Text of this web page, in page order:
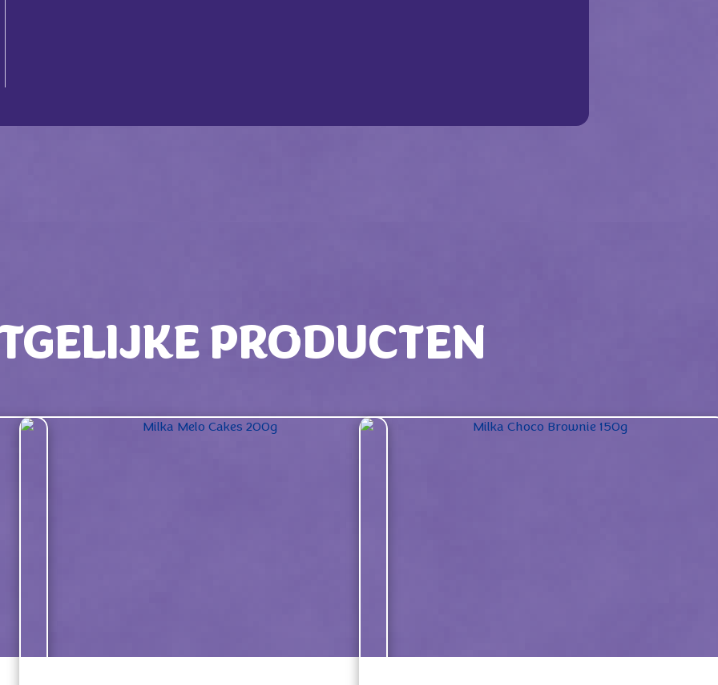
PRODUCTEN